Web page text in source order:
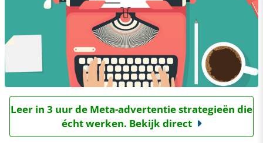
Leer in 3 uur de Meta-advertentie strategieën die
écht werken. Bekijk direct